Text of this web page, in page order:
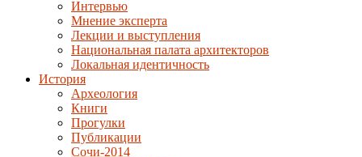
Интервью
Мнение эксперта
Лекции и выступления
Национальная палата архитекторов
Локальная идентичность
История
Археология
Книги
Прогулки
Публикации
Сочи-2014